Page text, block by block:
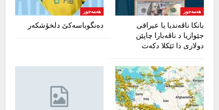
هەمەجور
بانکا ناڤەندیا یا عیراقی
جێوازیا د ناڤەبارا چاپێن
دولاری دا ئێکلا دکەت
هەمەجور
دەنگوباسەکێ دلخۆشکەر